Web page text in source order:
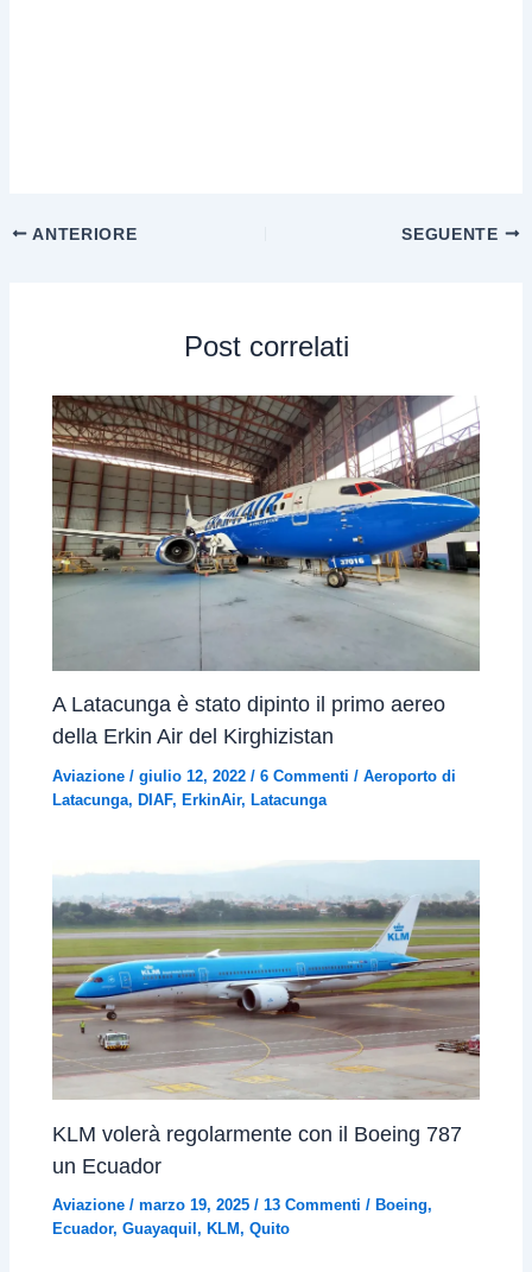
ANTERIORE SEGUENTE
Post correlati
A Latacunga è stato dipinto il primo aereo
della Erkin Air del Kirghizistan
Aviazione /giulio 12, 2022/6 Commenti /Aeroporto di
Latacunga, DIAF, ErkinAir, Latacunga
KLM volerà regolarmente con il Boeing 787
un Ecuador
Aviazione /marzo 19, 2025/13 Commenti / Boeing,
Ecuador,Guayaquil, KLM,Quito